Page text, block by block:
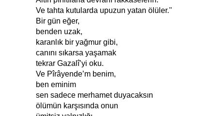
Ve tahta kutularda upuzun yatan ölüler.''
Bir gün eğer,
benden uzak,
karanlık bir yağmur gibi,
canını sıkarsa yaşamak
tekrar Gazalî’yi oku.
Ve Pîrâyende’m benim,
ben eminim
sen sadece merhamet duyacaksın
ölümün karşısında onun